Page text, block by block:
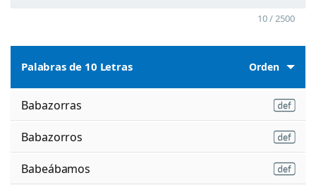
10 / 2500
Palabras de 10 Letras Orden
Babazorras
Babazorros
Babeábamos